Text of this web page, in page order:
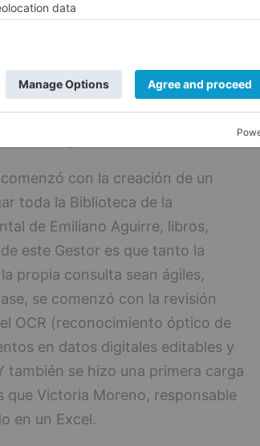
el material que estaba disperso
de Investigación sobre la
de clasificarlo y ponerlo a
otros investigadores y del
Aguirre
con la creación de un
toda la Biblioteca de la
de Emiliano Aguirre, libros,
este Gestor es que tanto la
propia consulta sean ágiles,
se comenzó con la revisión
OCR (reconocimiento óptico de
en datos digitales editables y
se hizo una primera carga
Victoria Moreno, responsable
en un Excel.